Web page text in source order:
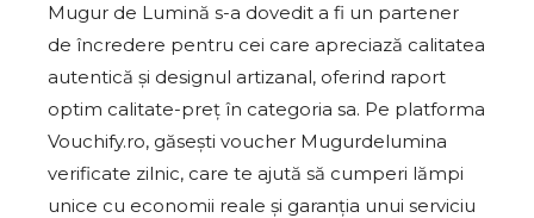
Mugur de Lumină s-a dovedit a fi un partener
de încredere pentru cei care apreciază calitatea
autentică și designul artizanal, oferind raport
optim calitate-preț în categoria sa. Pe platforma
Vouchify.ro, găsești voucher Mugurdelumina
verificate zilnic, care te ajută să cumperi lămpi
unice cu economii reale și garanția unui serviciu